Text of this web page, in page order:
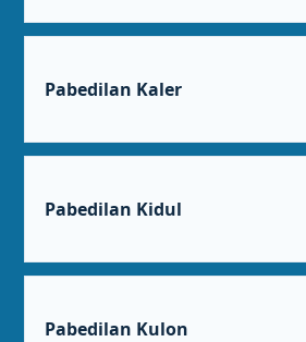
Pabedilan Kaler
Pabedilan Kidul
Pabedilan Kulon